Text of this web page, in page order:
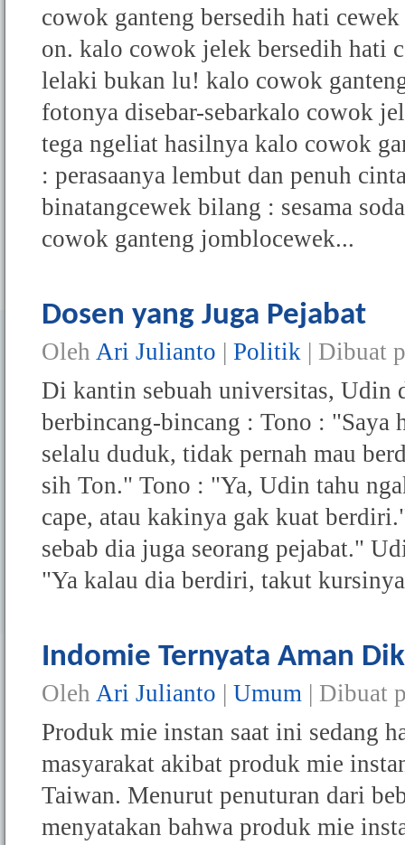
cowok ganteng bersedih hati
on. kalo cowok jelek bersedih hati
lelaki bukan lu! kalo cowok
fotonya disebar-sebarkalo cowok
tega ngeliat hasilnya kalo cowok
: perasaanya lembut dan penuh
binatangcewek bilang : sesama
cowok ganteng jomblocewek...
Dosen yang Juga Pejabat
Oleh Ari Julianto | Politik | Dibuat
Di kantin sebuah universitas, Udin
berbincang-bincang : Tono :
selalu duduk, tidak pernah mau
sih Ton." Tono : "Ya, Udin tahu
cape, atau kakinya gak kuat
sebab dia juga seorang pejabat."
"Ya kalau dia berdiri, takut
Indomie Ternyata Aman
Oleh Ari Julianto | Umum | Dibuat
Produk mie instan saat ini sedang
masyarakat akibat produk mie
Taiwan. Menurut penuturan dari
menyatakan bahwa produk mie